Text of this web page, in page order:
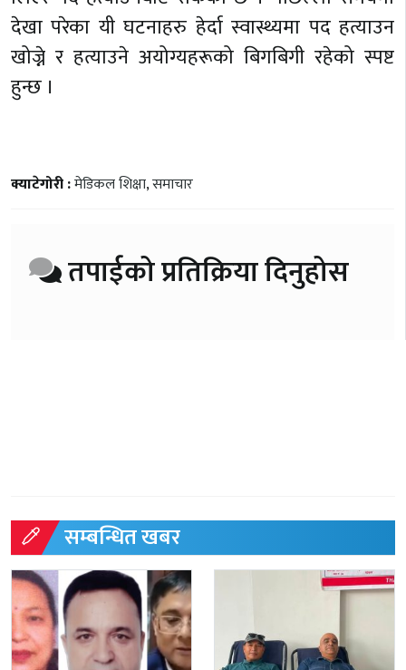
देखा परेका यी घटनाहरु हेर्दा स्वास्थ्यमा पद हत्याउन
खोज्ने र हत्याउने अयोग्यहरूको बिगबिगी रहेको स्पष्ट
हुन्छ ।
क्याटेगोरी :मेडिकल शिक्षा,समाचार
तपाईको प्रतिक्रिया दिनुहोस
सम्बन्धित खबर